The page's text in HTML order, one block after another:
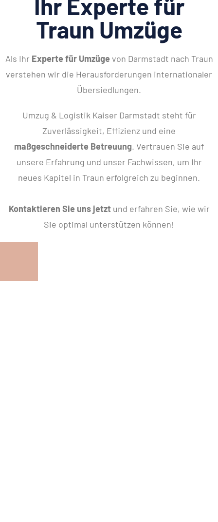
Ihr Experte für
Traun Umzüge
Als Ihr Experte für Umzüge von Darmstadt nach Traun
verstehen wir die Herausforderungen internationaler
Übersiedlungen.
Umzug & Logistik Kaiser Darmstadt steht für
Zuverlässigkeit, Effizienz und eine
maßgeschneiderte Betreuung. Vertrauen Sie auf
unsere Erfahrung und unser Fachwissen, um Ihr
neues Kapitel in Traun erfolgreich zu beginnen.
Kontaktieren Sie uns jetztund erfahren Sie, wie wir
Sie optimal unterstützen können!